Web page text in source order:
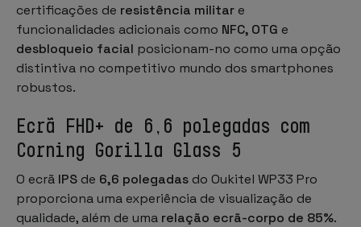
certificações de resistência militar e
funcionalidades adicionais como NFC, OTG e
desbloqueio facial posicionam-no como uma opção
distintiva no competitivo mundo dos smartphones
robustos.
Ecrã FHD+ de 6,6 polegadas com
Corning Gorilla Glass 5
O ecrã IPS de 6,6 polegadas do Oukitel WP33 Pro
proporciona uma experiência de visualização de
qualidade, além de uma relação ecrã-corpo de 85%.